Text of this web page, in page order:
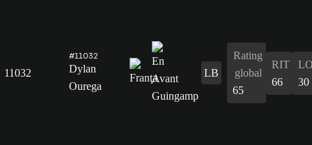
11032
#11032
Dylan
Ourega
LB
Rating
global
65
RIT
66
30